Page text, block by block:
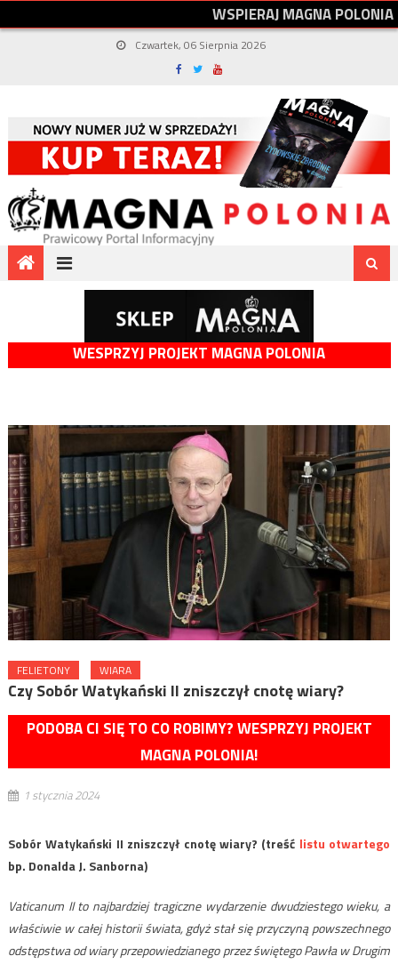
WSPIERAJMAGNAPOLONIA
Czwartek, 06 Sierpnia 2026
WESPRZYJ PROJEKT MAGNA POLONIA
FELIETONY WIARA
Czy Sobór Watykański II zniszczył cnotę wiary?
PODOBA CI SIĘ TO CO ROBIMY? WESPRZYJ PROJEKT
MAGNA POLONIA!
1 stycznia 2024
Sobór Watykański II zniszczył cnotę wiary? (treść listu otwartego
bp. Donalda J. Sanborna)
Vaticanum II to najbardziej tragiczne wydarzenie dwudziestego wieku, a
właściwie w całej historii świata, gdyż stał się przyczyną powszechnego
odstępstwa od wiary przepowiedzianego przez świętego Pawła w Drugim